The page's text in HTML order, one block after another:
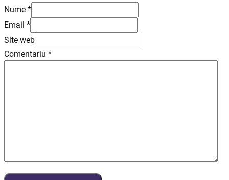
Nume *
Email *
Site web
Comentariu *